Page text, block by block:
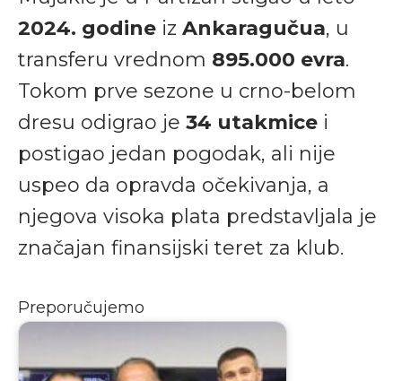
2024. godine iz Ankaragučua, u
transferu vrednom 895.000 evra.
Tokom prve sezone u crno-belom
dresu odigrao je 34 utakmice i
postigao jedan pogodak, ali nije
uspeo da opravda očekivanja, a
njegova visoka plata predstavljala je
značajan finansijski teret za klub.
Preporučujemo